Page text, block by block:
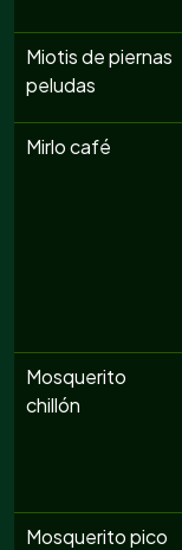
Miotis de piernas
peludas
Mirlo café
Mosquerito
chillón
Mosquerito pico